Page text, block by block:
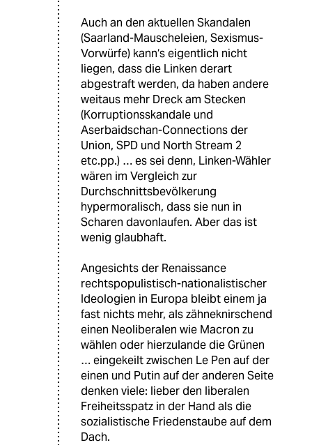
Auch an den aktuellen Skandalen
(Saarland-Mauscheleien, Sexismus-
Vorwürfe) kann‘s eigentlich nicht
liegen, dass die Linken derart
abgestraft werden, da haben andere
weitaus mehr Dreck am Stecken
(Korruptionsskandale und
Aserbaidschan-Connections der
Union, SPD und North Stream 2
etc.pp.) … es sei denn, Linken-Wähler
wären im Vergleich zur
Durchschnittsbevölkerung
hypermoralisch, dass sie nun in
Scharen davonlaufen. Aber das ist
wenig glaubhaft.
Angesichts der Renaissance
rechtspopulistisch-nationalistischer
Ideologien in Europa bleibt einem ja
fast nichts mehr, als zähneknirschend
einen Neoliberalen wie Macron zu
wählen oder hierzulande die Grünen
… eingekeilt zwischen Le Pen auf der
einen und Putin auf der anderen Seite
denken viele: lieber den liberalen
Freiheitsspatz in der Hand als die
sozialistische Friedenstaube auf dem
Dach.